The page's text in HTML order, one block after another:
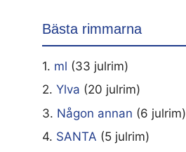
Bästa rimmarna
1. ml (33 julrim)
2. Ylva (20 julrim)
3. Någon annan (6 julrim)
4. SANTA (5 julrim)